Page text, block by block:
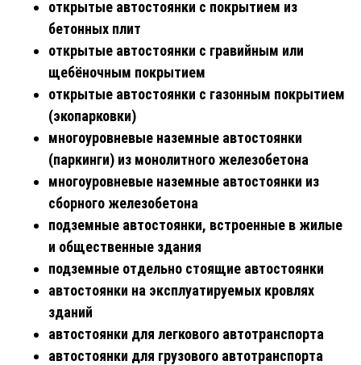
открытые автостоянки с покрытием из
бетонных плит
открытые автостоянки с гравийным или
щебёночным покрытием
открытые автостоянки с газонным покрытием
(экопарковки)
многоуровневые наземные автостоянки
(паркинги) из монолитного железобетона
многоуровневые наземные автостоянки из
сборного железобетона
подземные автостоянки, встроенные в жилые
и общественные здания
подземные отдельно стоящие автостоянки
автостоянки на эксплуатируемых кровлях
зданий
автостоянки для легкового автотранспорта
автостоянки для грузового автотранспорта